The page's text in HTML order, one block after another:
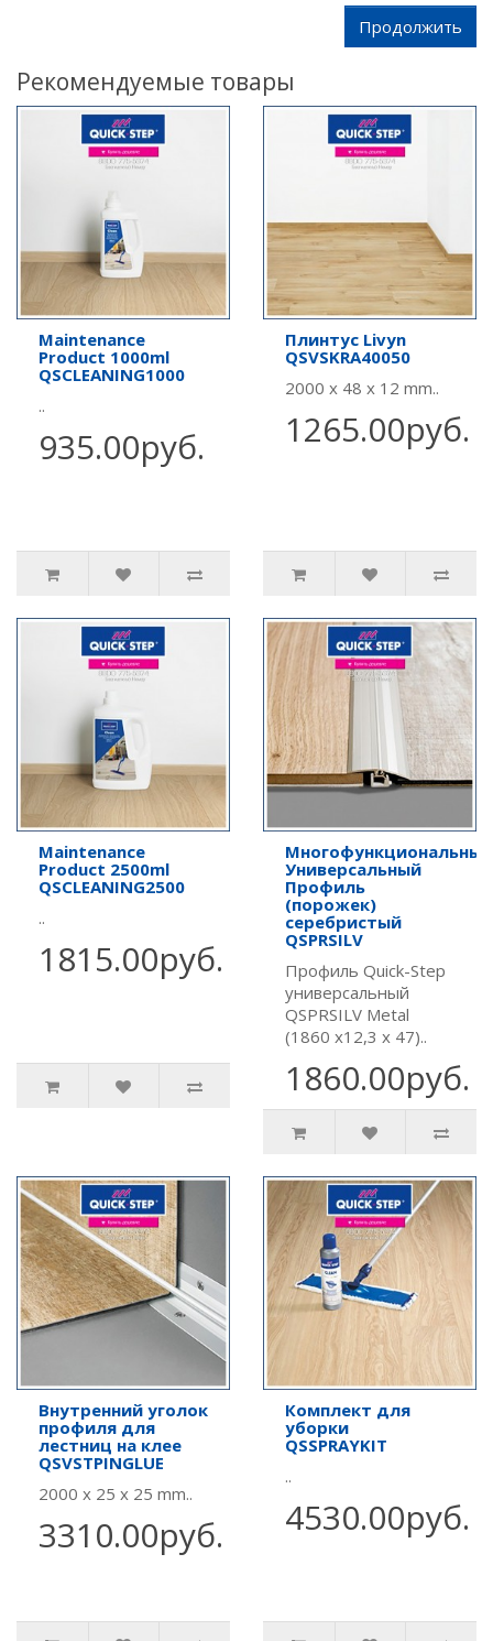
Продолжить
Рекомендуемые товары
Maintenance
Product 1000ml
QSCLEANING1000
..
935.00руб.
Плинтус Livyn
QSVSKRA40050
2000 x 48 x 12 mm..
1265.00руб.
Maintenance
Product 2500ml
QSCLEANING2500
..
1815.00руб.
Многофункциональный
Универсальный
Профиль
(порожек)
серебристый
QSPRSILV
Профиль Quick-Step
универсальный
QSPRSILV Metal
(1860 х12,3 х 47)..
1860.00руб.
Внутренний уголок
профиля для
лестниц на клее
QSVSTPINGLUE
2000 x 25 x 25 mm..
3310.00руб.
Комплект для
уборки
QSSPRAYKIT
..
4530.00руб.